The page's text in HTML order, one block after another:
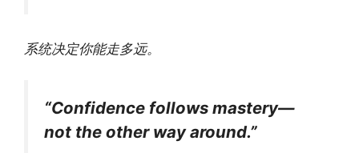
系统决定你能走多远。
“Confidence follows mastery—
not the other way around.”